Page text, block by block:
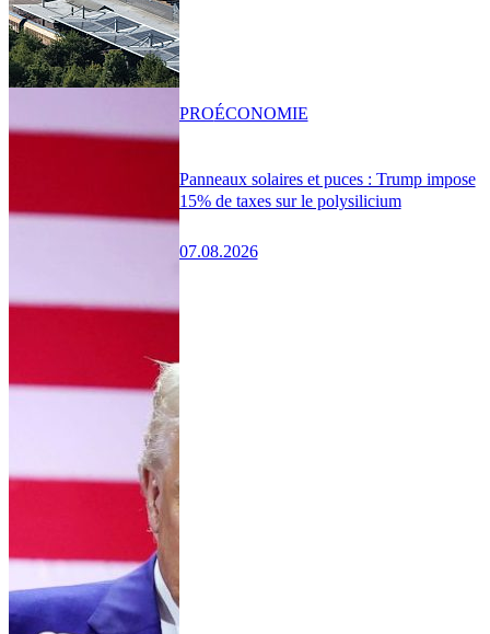
Panneaux solaires et puces : Trump impose
15% de taxes sur le polysilicium
07.08.2026
PROÉCONOMIE